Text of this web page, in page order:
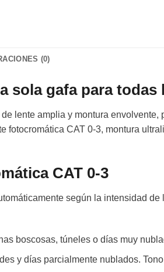
(0)
sola gafa para
lente amplia y montura
fotocromática CAT 0-3, montura
CAT 0-3
según la intensidad
boscosas, túneles o días muy
y días parcialmente nublados.